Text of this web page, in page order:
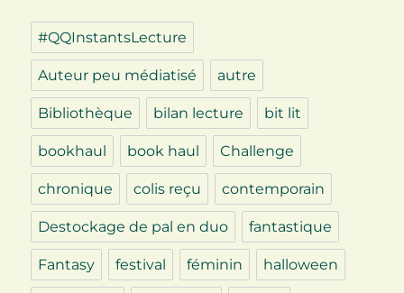
#QQInstantsLecture
Auteur peu médiatisé autre
Bibliothèque bilan lecture bit lit
bookhaul book haul Challenge
chronique colis reçu contemporain
Destockage de pal en duo fantastique
Fantasy festival féminin halloween